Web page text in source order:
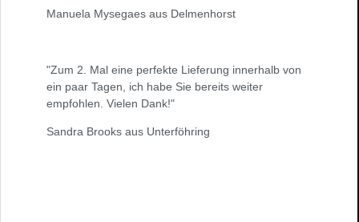
Manuela Mysegaes aus Delmenhorst
"Zum 2. Mal eine perfekte Lieferung innerhalb von
ein paar Tagen, ich habe Sie bereits weiter
empfohlen. Vielen Dank!"
Sandra Brooks aus Unterföhring